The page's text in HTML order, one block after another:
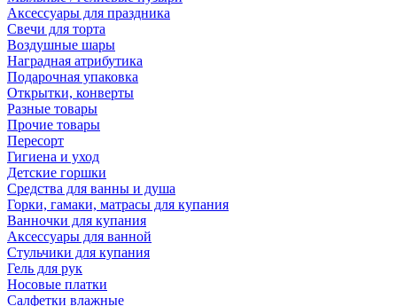
Аксессуары для праздника
Свечи для торта
Воздушные шары
Наградная атрибутика
Подарочная упаковка
Открытки, конверты
Разные товары
Прочие товары
Пересорт
Гигиена и уход
Детские горшки
Средства для ванны и душа
Горки, гамаки, матрасы для купания
Ванночки для купания
Аксессуары для ванной
Стульчики для купания
Гель для рук
Носовые платки
Салфетки влажные